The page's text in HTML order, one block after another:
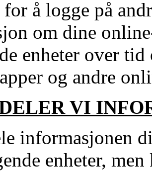
å logge på
om dine
enheter over tid
og andre
VI
informasjonen
enheter,